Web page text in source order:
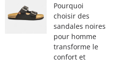
Pourquoi
choisir des
sandales noires
pour homme
transforme le
confort et